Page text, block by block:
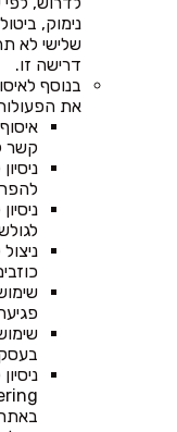
נימוק,
שלישי לא
דרישה זו.
בנוסף
את
קשר